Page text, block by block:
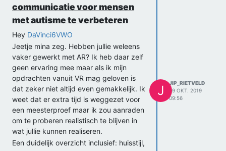
communicatie voor mensen
met autisme te verbeteren
Hey DaVinci6VWO
Jeetje mina zeg. Hebben jullie weleens
vaker gewerkt met AR? Ik heb daar zelf
geen ervaring mee maar als ik mijn
opdrachten vanuit VR mag geloven is
dat zeker niet altijd even gemakkelijk. Ik
weet dat er extra tijd is weggezet voor
een meesterproef maar ik zou aanraden
om te proberen realistisch te blijven in
wat jullie kunnen realiseren.
Een duidelijk overzicht inclusief: huisstijl,
J
JIP_RIETVELD
29 OKT. 2019
09:56